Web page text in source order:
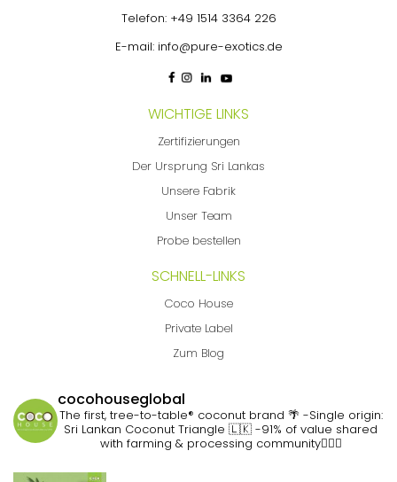
Telefon: +49 1514 3364 226
E-mail: info@pure-exotics.de
WICHTIGE LINKS
Zertifizierungen
Der Ursprung Sri Lankas
Unsere Fabrik
Unser Team
Probe bestellen
SCHNELL-LINKS
Coco House
Private Label
Zum Blog
cocohouseglobal
The first, tree-to-table® coconut brand 🌴 -Single origin:
Sri Lankan Coconut Triangle 🇱🇰 -91% of value shared
with farming & processing community👷🏽‍♀️